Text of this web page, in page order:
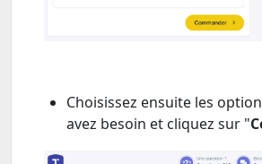
Choisissez ensuite les
avez besoin et cliquez sur "